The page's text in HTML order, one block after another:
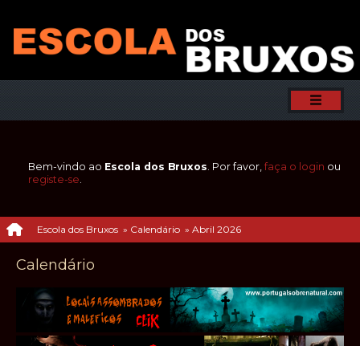
Bem-vindo ao Escola dos Bruxos. Por favor, faça o login ou
registe-se.
Escola dos Bruxos » Calendário » Abril 2026
Calendário